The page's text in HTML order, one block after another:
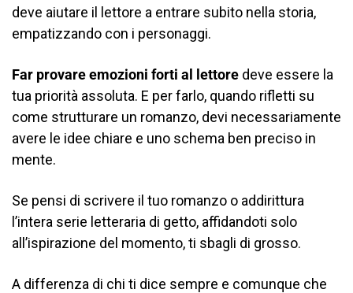
deve aiutare il lettore a entrare subito nella storia,
empatizzando con i personaggi.
Far provare emozioni forti al lettore deve essere la
tua priorità assoluta. E per farlo, quando rifletti su
come strutturare un romanzo, devi necessariamente
avere le idee chiare e uno schema ben preciso in
mente.
Se pensi di scrivere il tuo romanzo o addirittura
l’intera serie letteraria di getto, affidandoti solo
all’ispirazione del momento, ti sbagli di grosso.
A differenza di chi ti dice sempre e comunque che